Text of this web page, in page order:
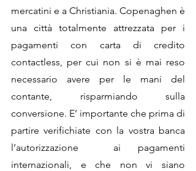
mercatini e a Christiania. Copenaghen è
una città totalmente attrezzata per i
pagamenti con carta di credito
contactless, per cui non si è mai reso
necessario avere per le mani del
contante, risparmiando sulla
conversione. E’ importante che prima di
partire verifichiate con la vostra banca
l’autorizzazione  ai pagamenti
internazionali, e che non vi siano